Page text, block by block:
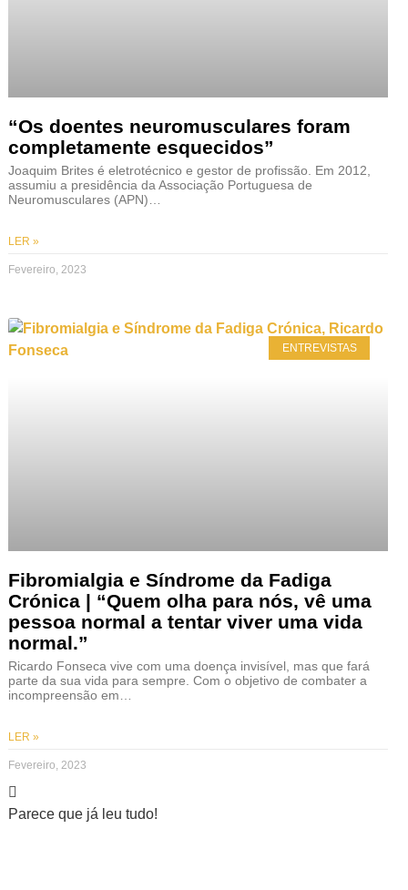
“Os doentes neuromusculares foram
completamente esquecidos”
Joaquim Brites é eletrotécnico e gestor de profissão. Em 2012,
assumiu a presidência da Associação Portuguesa de
Neuromusculares (APN)…
LER »
Fevereiro, 2023
ENTREVISTAS
Fibromialgia e Síndrome da Fadiga
Crónica | “Quem olha para nós, vê uma
pessoa normal a tentar viver uma vida
normal.”
Ricardo Fonseca vive com uma doença invisível, mas que fará
parte da sua vida para sempre. Com o objetivo de combater a
incompreensão em…
LER »
Fevereiro, 2023
Parece que já leu tudo!